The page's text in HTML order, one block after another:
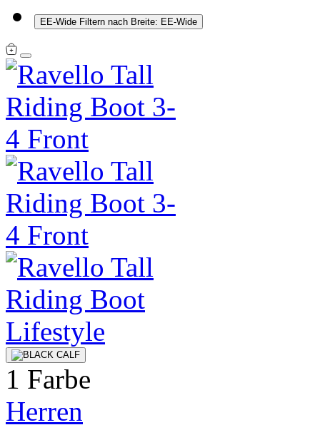
EE-Wide Filtern nach Breite: EE-Wide
1 Farbe
Herren